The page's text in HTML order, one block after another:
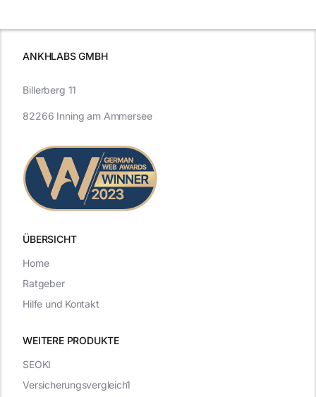
ANKHLABS GMBH
ÜBERSICHT
WEITERE PRODUKTE
Billerberg 11
82266 Inning am Ammersee
SEOKI
Versicherungsvergleich1
Home
Ratgeber
Hilfe und Kontakt